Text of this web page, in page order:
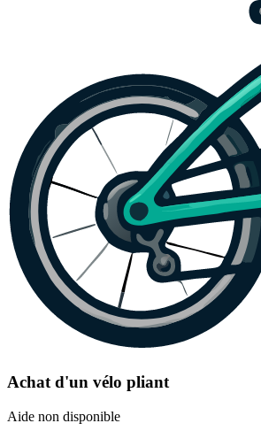
Achat d'un vélo pliant
Aide non disponible